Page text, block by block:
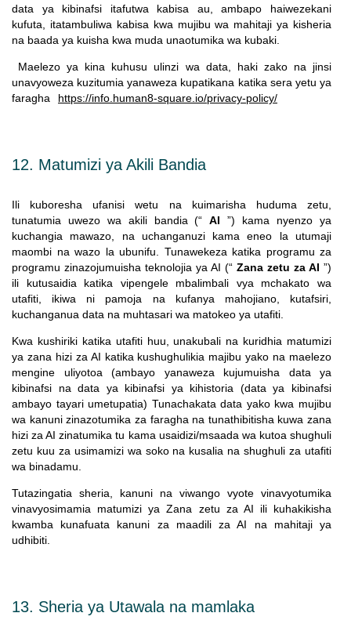
data ya kibinafsi itafutwa kabisa au, ambapo haiwezekani
kufuta, itatambuliwa kabisa kwa mujibu wa mahitaji ya kisheria
na baada ya kuisha kwa muda unaotumika wa kubaki.
Maelezo ya kina kuhusu ulinzi wa data, haki zako na jinsi
unavyoweza kuzitumia yanaweza kupatikana katika sera yetu ya
faragha
https://info.human8-square.io/privacy-policy/
12. Matumizi ya Akili Bandia
Ili kuboresha ufanisi wetu na kuimarisha huduma zetu,
tunatumia uwezo wa akili bandia (“AI”) kama nyenzo ya
kuchangia mawazo, na uchanganuzi kama eneo la utumaji
maombi na wazo la ubunifu. Tunawekeza katika programu za
programu zinazojumuisha teknolojia ya AI (“ Zana zetu za AI ”)
ili kutusaidia katika vipengele mbalimbali vya mchakato wa
utafiti, ikiwa ni pamoja na kufanya mahojiano, kutafsiri,
kuchanganua data na muhtasari wa matokeo ya utafiti.
Kwa kushiriki katika utafiti huu, unakubali na kuridhia matumizi
ya zana hizi za AI katika kushughulikia majibu yako na maelezo
mengine uliyotoa (ambayo yanaweza kujumuisha data ya
kibinafsi na data ya kibinafsi ya kihistoria (data ya kibinafsi
ambayo tayari umetupatia) Tunachakata data yako kwa mujibu
wa kanuni zinazotumika za faragha na tunathibitisha kuwa zana
hizi za AI zinatumika tu kama usaidizi/msaada wa kutoa shughuli
zetu kuu za usimamizi wa soko na kusalia na shughuli za utafiti
wa binadamu.
Tutazingatia sheria, kanuni na viwango vyote vinavyotumika
vinavyosimamia matumizi ya Zana zetu za AI ili kuhakikisha
kwamba kunafuata kanuni za maadili za AI na mahitaji ya
udhibiti.
13. Sheria ya Utawala na mamlaka